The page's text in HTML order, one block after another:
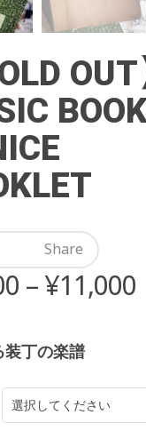
OUT
Share
–¥11,000
装丁の楽譜
選択してください